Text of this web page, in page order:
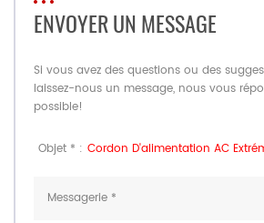
ENVOYER UN MESSAGE
Si vous avez des questions ou des
laissez-nous un message, nous vous
possible!
Objet * : Cordon D'alimentation AC